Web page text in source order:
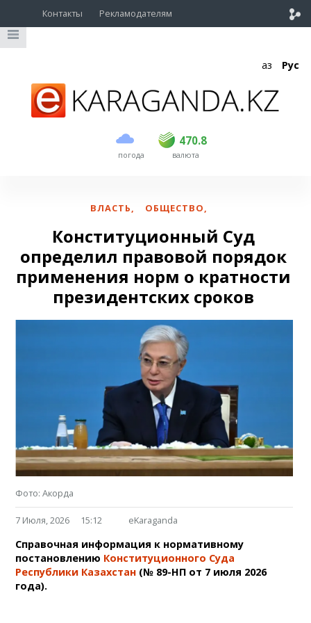
Контакты Рекламодателям
Қаз Рус
погода
470.8
USD 468.5 470.8
EUR валюта
ВЛАСТЬ, ОБЩЕСТВО,
Конституционный Суд
определил правовой порядок
применения норм о кратности
президентских сроков
Фото: Акорда
7 Июля, 2026 15:12 eKaraganda
Справочная информация к нормативному
постановлению Конституционного Суда
Республики Казахстан (№ 89-НП от 7 июля 2026
года).